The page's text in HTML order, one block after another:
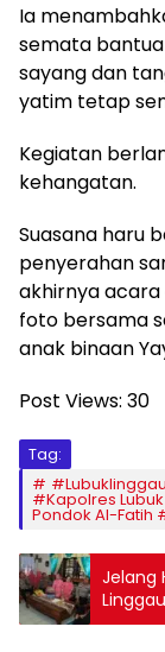
Ia
semata
sayang dan
yatim tetap
Kegiatan
kehangatan.
Suasana haru
penyerahan
akhirnya
foto bersama
anak binaan
Post Views: 30
Tag:
#Kapolres
Pondok Al-Fatih
Jelang